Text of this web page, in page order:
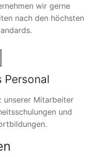
wir gerne
nach den höchsten
Personal
unserer Mitarbeiter
und